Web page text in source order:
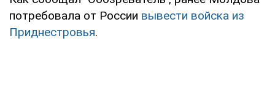
потребовала от России вывести войска из
Приднестровья.